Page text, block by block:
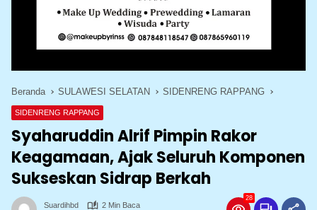
Beranda SULAWESI SELATAN SIDENRENG RAPPANG
SIDENRENG RAPPANG
Syaharuddin Alrif Pimpin Rakor
Keagamaan, Ajak Seluruh Komponen
Sukseskan Sidrap Berkah
Suardihbd
2 Min Baca
28